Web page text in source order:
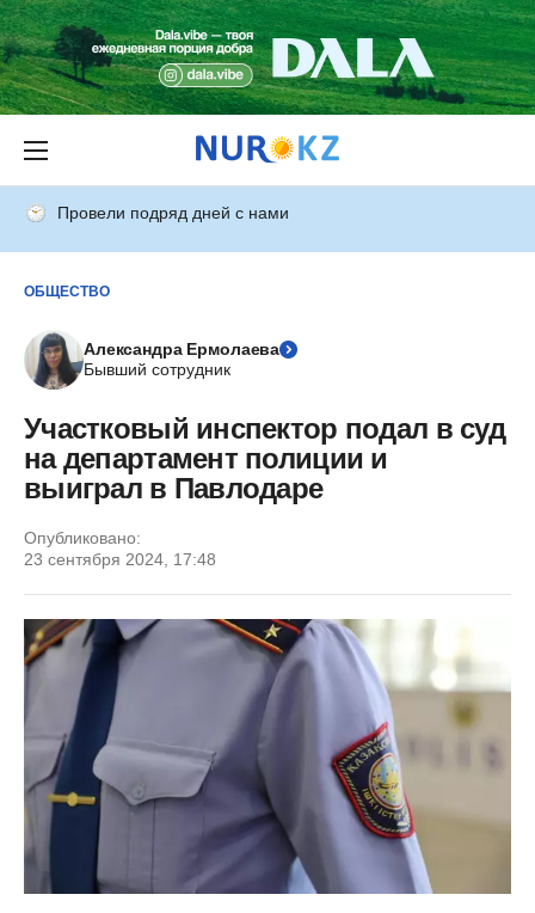
Провели подряд дней с нами
ОБЩЕСТВО
Александра Ермолаева
Бывший сотрудник
Участковый инспектор подал в суд
на департамент полиции и
выиграл в Павлодаре
Опубликовано:
23 сентября 2024, 17:48